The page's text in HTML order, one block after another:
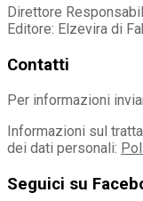
Direttore
Editore: Elzevira di
Contatti
Per informazioni
Informazioni sul
dei dati personali:
Seguici su